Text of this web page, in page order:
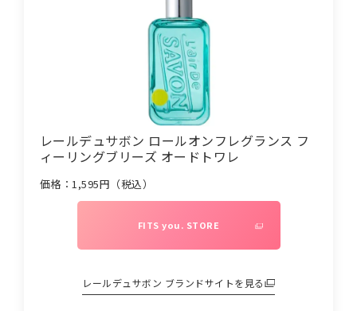
レールデュサボン ロールオンフレグランス フ
ィーリングブリーズ オードトワレ
価格：1,595円（税込）
FITS you. STORE
レールデュサボン ブランドサイトを見る